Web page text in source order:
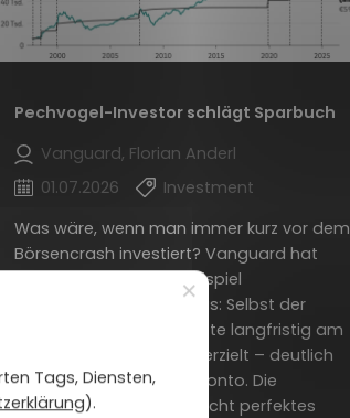
Pechvogel-Investor schlägt Sparbuch
Vanguard, Florian Anderl
01.07.2026
Investment
Was wäre, wenn man immer kurz vor dem
Börsencrash investiert? Vanguard hat
genau dieses Extrembeispiel
durchgerechnet. Ergebnis: Selbst der
„Pechvogel-Anleger“ hätte langfristig am
Aktienmarkt rund 340% erzielt – deutlich
mehr als auf dem Sparkonto. Die
eigentliche Botschaft: Nicht perfektes
×
Tags, Diensten,
).